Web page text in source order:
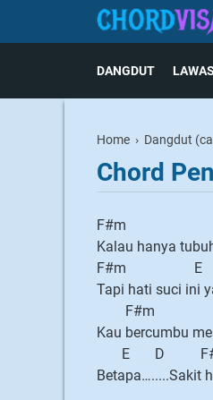
DANGDUT LAWAS
Home › Dangdut
Chord
F#m
Kalau hanya
F#m E
Tapi hati suci ini
F#m
Kau bercumbu
E D
Betapa….....Sakit